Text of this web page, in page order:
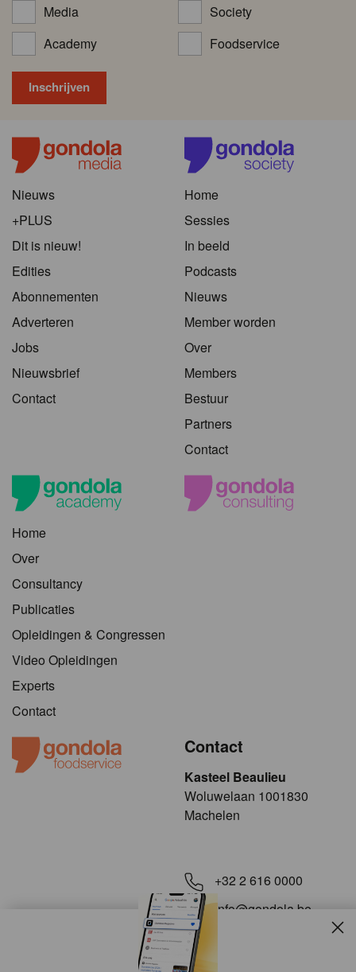
Media
Society
Academy
Foodservice
Nieuws
+PLUS
Dit is nieuw!
Edities
Abonnementen
Adverteren
Jobs
Nieuwsbrief
Contact
Home
Sessies
In beeld
Podcasts
Nieuws
Member worden
Over
Members
Bestuur
Partners
Contact
Home
Over
Consultancy
Publicaties
Opleidingen & Congressen
Video Opleidingen
Experts
Contact
Contact
Kasteel Beaulieu
​​​Woluwelaan 1001830
Machelen
+32 2 616 0000
info@gondola.be
Volg ons op